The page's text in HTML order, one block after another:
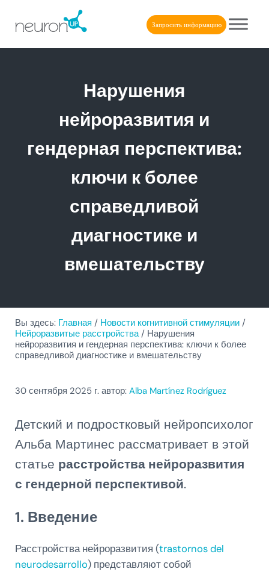
NeuronUP. Веб-платформа когнитивной реабилитации
Запросить информацию
Нарушения
нейроразвития и
гендерная перспектива:
ключи к более
справедливой
диагностике и
вмешательству
Вы здесь: Главная / Новости когнитивной стимуляции /
Нейроразвитые расстройства / Нарушения
нейроразвития и гендерная перспектива: ключи к более
справедливой диагностике и вмешательству
30 сентября 2025 г. автор: Alba Martínez Rodríguez
Детский и подростковый нейропсихолог
Альба Мартинес рассматривает в этой
статье расстройства нейроразвития
с гендерной перспективой.
1. Введение
Расстройства нейроразвития (trastornos del
neurodesarrollo) представляют собой